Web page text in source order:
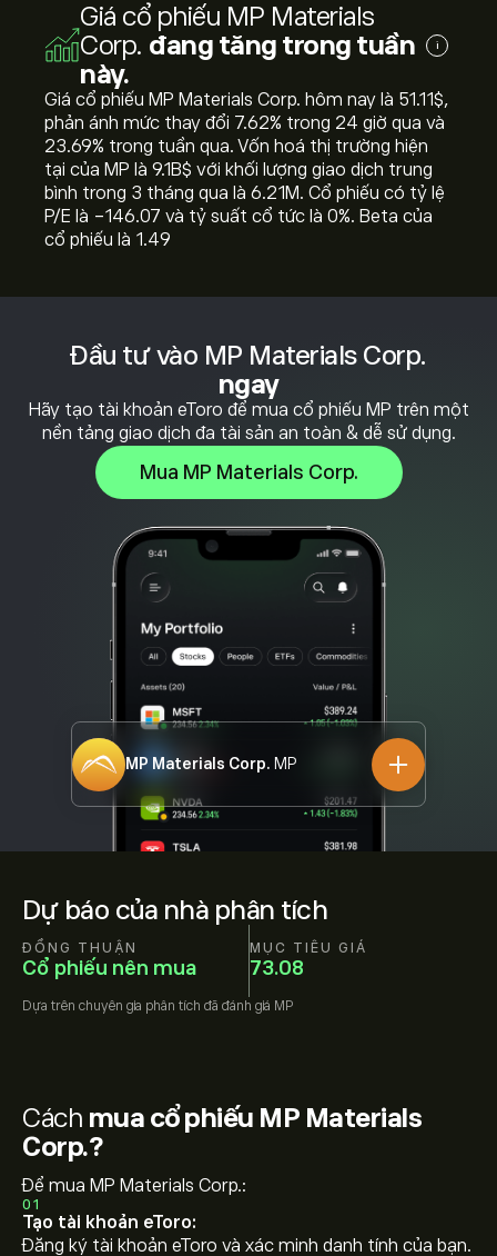
Dự báo của nhà phân tích
ĐỒNG THUẬN
Cổ phiếu nên mua
MỤC TIÊU GIÁ
73.08
Dựa trên chuyên gia phân tích đã đánh giá MP
Đầu tư vào MP Materials Corp.
ngay
Hãy tạo tài khoản eToro để mua cổ phiếu MP trên một
nền tảng giao dịch đa tài sản an toàn & dễ sử dụng.
Mua MP Materials Corp.
MP Materials Corp. MP
Giá cổ phiếu MP Materials
Corp. đang tăng trong tuần
này.
i
Giá cổ phiếu MP Materials Corp. hôm nay là 51.11‎$‎,
phản ánh mức thay đổi ‎7.62‎% trong 24 giờ qua và
‎23.69‎% trong tuần qua. Vốn hoá thị trường hiện
tại của MP là 9.1B‎$‎ với khối lượng giao dịch trung
bình trong 3 tháng qua là 6.21M. Cổ phiếu có tỷ lệ
P/E là -146.07 và tỷ suất cổ tức là 0%. Beta của
cổ phiếu là 1.49
Cách mua cổ phiếu MP Materials
Corp.?
Để mua MP Materials Corp.:
01
Tạo tài khoản eToro:
Đăng ký tài khoản eToro và xác minh danh tính của bạn.